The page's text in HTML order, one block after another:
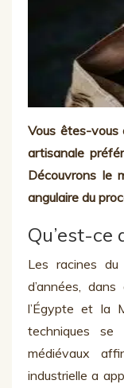
Vous êtes-vous
artisanale
Découvrons le
angulaire du
Qu’est-ce
Les racines
d’années,
l’Égypte et la
techniques se
médiévaux
industrielle a